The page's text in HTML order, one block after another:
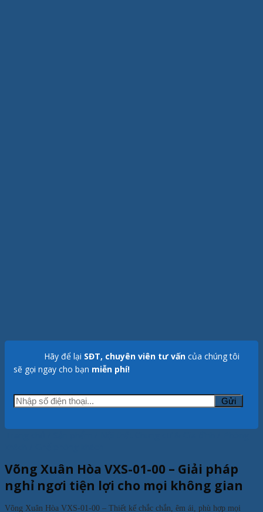
Hãy để lại SĐT, chuyên viên tư vấn của chúng tôi
sẽ gọi ngay cho bạn miễn phí!
Võng Xuân Hòa VXS-01-00 – Giải pháp
nghỉ ngơi tiện lợi cho mọi không gian
Võng Xuân Hòa VXS-01-00 – Thiết kế chắc chắn, êm ái, phù hợp mọi